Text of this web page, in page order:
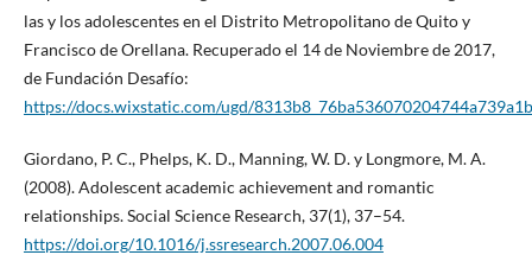
las y los adolescentes en el Distrito Metropolitano de Quito y
Francisco de Orellana. Recuperado el 14 de Noviembre de 2017,
de Fundación Desafío:
https://docs.wixstatic.com/ugd/
Giordano, P. C., Phelps, K. D., Manning, W. D. y Longmore, M. A.
(2008). Adolescent academic achievement and romantic
relationships. Social Science Research, 37(1), 37–54.
https://doi.org/10.1016/j.ssresearch.2007.06.004